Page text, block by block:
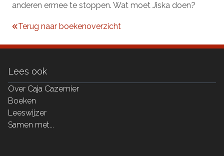
anderen ermee te stoppen. Wat moet Jiska doen?
Terug naar boekenoverzicht
Lees ook
Over Caja Cazemier
Boeken
Leeswijzer
Samen met...